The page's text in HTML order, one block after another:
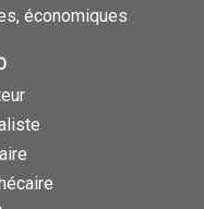
économiques